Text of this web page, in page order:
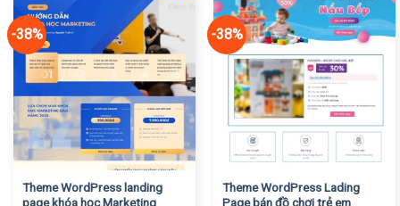
500.000vnđ.
-38%
Theme WordPress landing
page khóa học Marketing
-38%
Theme WordPress Lading
Page bán đồ chơi trẻ em